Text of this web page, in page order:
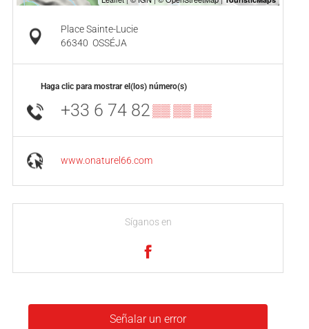
Place Sainte-Lucie
66340 OSSÉJA
Haga clic para mostrar el(los) número(s)
+33 6 74 82▒▒ ▒▒ ▒▒
www.onaturel66.com
Síganos en
Señalar un error